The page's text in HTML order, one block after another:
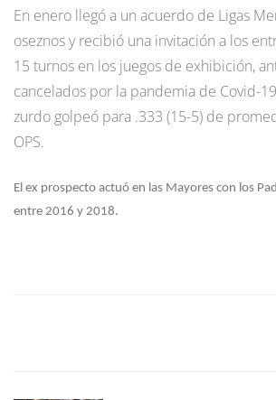
En enero llegó a un acuerdo de Ligas
oseznos y recibió una invitación a los
15 turnos en los juegos de exhibición,
cancelados por la pandemia de Covid-
zurdo golpeó para .333 (15-5) de
OPS.
El ex prospecto actuó en las Mayores con los
entre 2016 y 2018.